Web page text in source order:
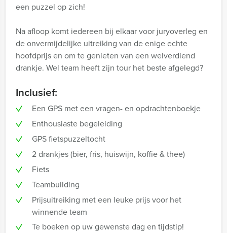
een puzzel op zich!
Na afloop komt iedereen bij elkaar voor juryoverleg en
de onvermijdelijke uitreiking van de enige echte
hoofdprijs en om te genieten van een welverdiend
drankje. Wel team heeft zijn tour het beste afgelegd?
Inclusief:
Een GPS met een vragen- en opdrachtenboekje
Enthousiaste begeleiding
GPS fietspuzzeltocht
2 drankjes (bier, fris, huiswijn, koffie & thee)
Fiets
Teambuilding
Prijsuitreiking met een leuke prijs voor het
winnende team
Te boeken op uw gewenste dag en tijdstip!